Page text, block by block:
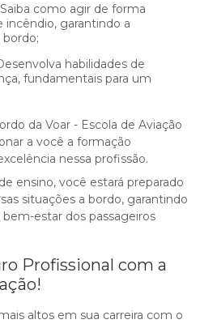
incêndio, garantindo a
fundamentais para um
da Voar - Escola de Aviação
a você a formação
nessa profissão.
ensino, você estará preparado
situações a bordo, garantindo
estar dos passageiros
Profissional com a
altos em sua carreira com o